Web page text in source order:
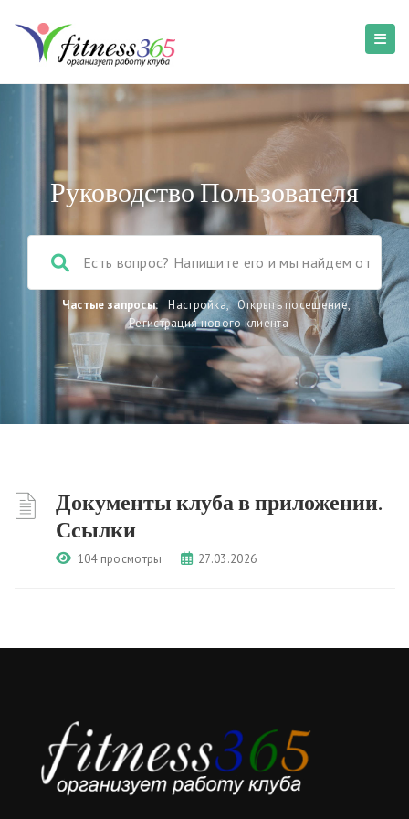
Руководство Пользователя
Частые запросы: Настройка, Открыть посещение,
Регистрация нового клиента
Документы клуба в приложении.
Ссылки
104 просмотры 27.03.2026